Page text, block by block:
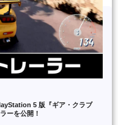
5 版『ギア・クラブ
ーを公開！